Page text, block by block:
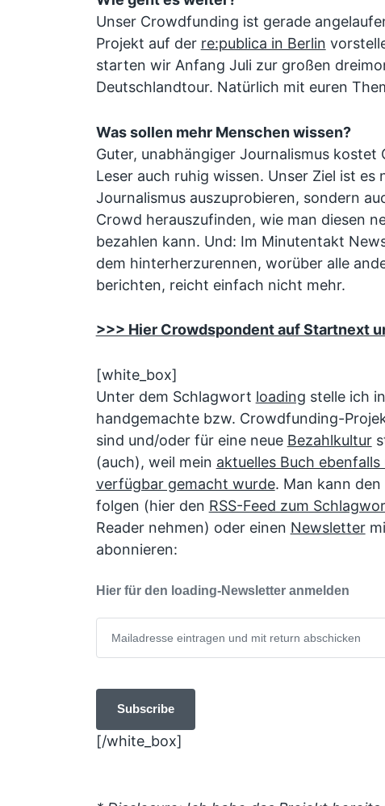
Unser Crowdfunding ist gerade
Projekt auf der re:publica in Berlin
starten wir Anfang Juli zur großen
Deutschlandtour. Natürlich mit euren
Was sollen mehr Menschen wissen?
Guter, unabhängiger Journalismus kostet
Leser auch ruhig wissen. Unser Ziel ist es
Journalismus auszuprobieren, sondern
Crowd herauszufinden, wie man diesen
bezahlen kann. Und: Im Minutentakt
dem hinterherzurennen, worüber alle
berichten, reicht einfach nicht mehr.
>>> Hier Crowdspondent auf Startnext
[white_box]
Unter dem Schlagwort loading stelle ich
handgemachte bzw. Crowdfunding-
sind und/oder für eine neue Bezahlkultur
(auch), weil mein aktuelles Buch
verfügbar gemacht wurde. Man kann
folgen (hier den RSS-Feed zum
Reader nehmen) oder einen Newsletter
abonnieren:
Hier für den loading-Newsletter anmelden
[/white_box]